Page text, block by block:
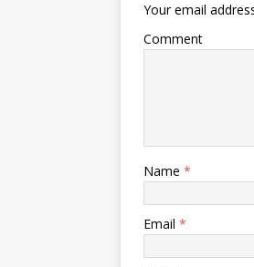
Your email
Comment
Name *
Email *